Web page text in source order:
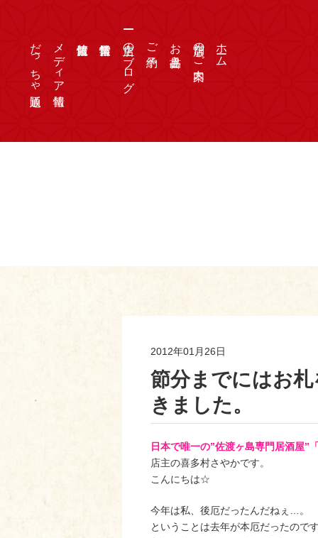
ホーム
店舗のご案内
お品書き
ご予約
店主のブログ
メディア情報
だっちゃ通販
2012年01月26日
節分までにはお
きました。
日本で唯一の”佐渡ヶ島専門居酒屋
店主の喜多村さやかです。
こんにちは☆
今年は私、後厄だったんだねぇ…。
ということは去年が本厄だったので